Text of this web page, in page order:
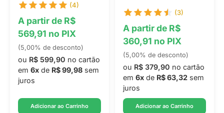
(4)
A partir de R$
569,91 no PIX
(5,00% de desconto)
ou R$ 599,90 no cartão
em 6x de R$ 99,98 sem
juros
Adicionar ao Carrinho
(3)
A partir de R$
360,91 no PIX
(5,00% de desconto)
ou R$ 379,90 no cartão
em 6x de R$ 63,32 sem
juros
Adicionar ao Carrinho